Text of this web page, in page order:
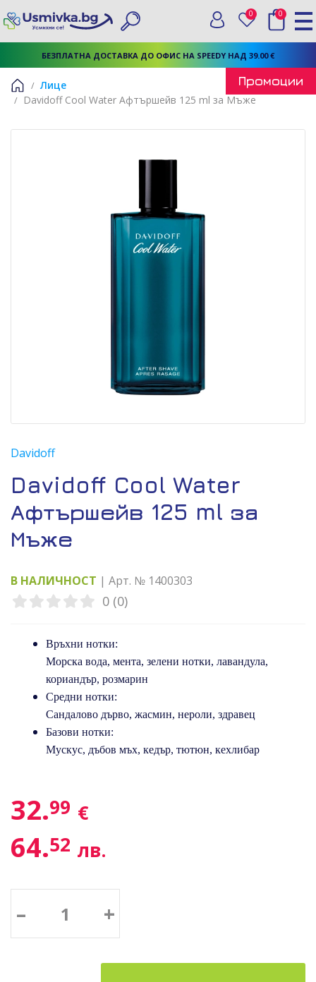
БЕЗПЛАТНА ДОСТАВКА ДО ОФИС НА SPEEDY НАД 39.00 €
Търси
Вход
0 Любими
0
Начало
Лице
Davidoff Cool Water Афтършейв 125 ml за Мъже
Davidoff
Davidoff Cool Water
Афтършейв 125 ml за
Мъже
В НАЛИЧНОСТ | Арт. № 1400303
0 (0)
Връхни нотки:
Морска вода, мента, зелени нотки, лавандула,
кориандър, розмарин
Средни нотки:
Сандалово дърво, жасмин, нероли, здравец
Базови нотки:
Мускус, дъбов мъх, кедър, тютюн, кехлибар
32.99 €
64.52 лв.
– +
Промоции